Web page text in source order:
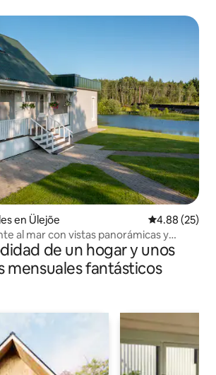
en Ülejõe Calificación
4.88 (25)
al mar con vistas panorámicas y
de un hogar y unos
mensuales fantásticos